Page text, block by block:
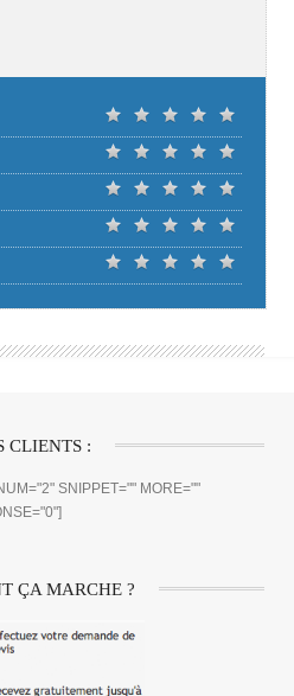
CLIENTS :
SNIPPET="" MORE=""
ÇA MARCHE ?